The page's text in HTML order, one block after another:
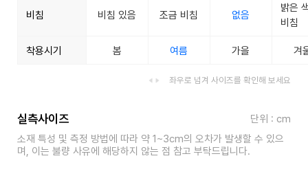
비침 비침 있음 조금 비침 없음
밝은
비침
착용시기 봄 여름 가을 겨
좌우로 넘겨 사이즈를 확인해 보세요
실측사이즈
단위 : cm
소재 특성 및 측정 방법에 따라 약 1~3cm의 오차가 발생할 수 있으
며, 이는 불량 사유에 해당하지 않는 점 참고 부탁드립니다.